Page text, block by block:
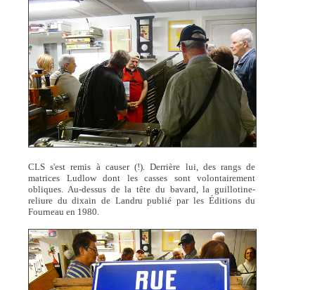
CLS s'est remis à causer (!). Derrière lui, des rangs de
matrices Ludlow dont les casses sont volontairement
obliques. Au-dessus de la tête du bavard, la guillotine-
reliure du dixain de Landru publié par les Éditions du
Fourneau en 1980.